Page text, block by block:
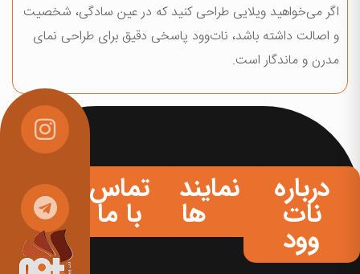
اگر می‌خواهید ویلایی طراحی کنید که در عین سادگی، شخصیت
و اصالت داشته باشد، نات‌وود پاسخی دقیق برای طراحی نمای
مدرن و ماندگار است.
درباره
نات
وود
نمایندگی
ها
تماس
با ما